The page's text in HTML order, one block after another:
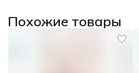
Похожие товары